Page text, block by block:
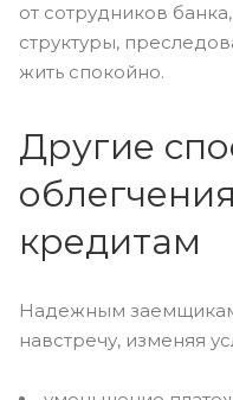
от сотрудников
структуры,
жить спокойно.
Другие
кредитам
Надежным
навстречу, изменяя